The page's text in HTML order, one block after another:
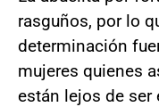
rasguños, por lo
determinación
mujeres quienes
están lejos de ser